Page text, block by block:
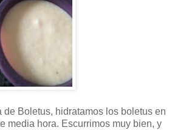
de Boletus, hidratamos los boletus en
media hora. Escurrimos muy bien, y